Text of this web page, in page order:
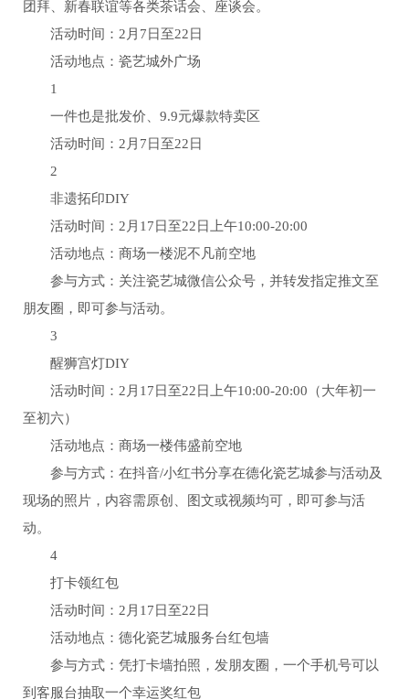
团拜、新春联谊等各类茶话会、座谈会。
活动时间：2月7日至22日
活动地点：瓷艺城外广场
1
一件也是批发价、9.9元爆款特卖区
活动时间：2月7日至22日
2
非遗拓印DIY
活动时间：2月17日至22日上午10:00-20:00
活动地点：商场一楼泥不凡前空地
参与方式：关注瓷艺城微信公众号，并转发指定推文至
朋友圈，即可参与活动。
3
醒狮宫灯DIY
活动时间：2月17日至22日上午10:00-20:00（大年初一
至初六）
活动地点：商场一楼伟盛前空地
参与方式：在抖音/小红书分享在德化瓷艺城参与活动及
现场的照片，内容需原创、图文或视频均可，即可参与活
动。
4
打卡领红包
活动时间：2月17日至22日
活动地点：德化瓷艺城服务台红包墙
参与方式：凭打卡墙拍照，发朋友圈，一个手机号可以
到客服台抽取一个幸运奖红包